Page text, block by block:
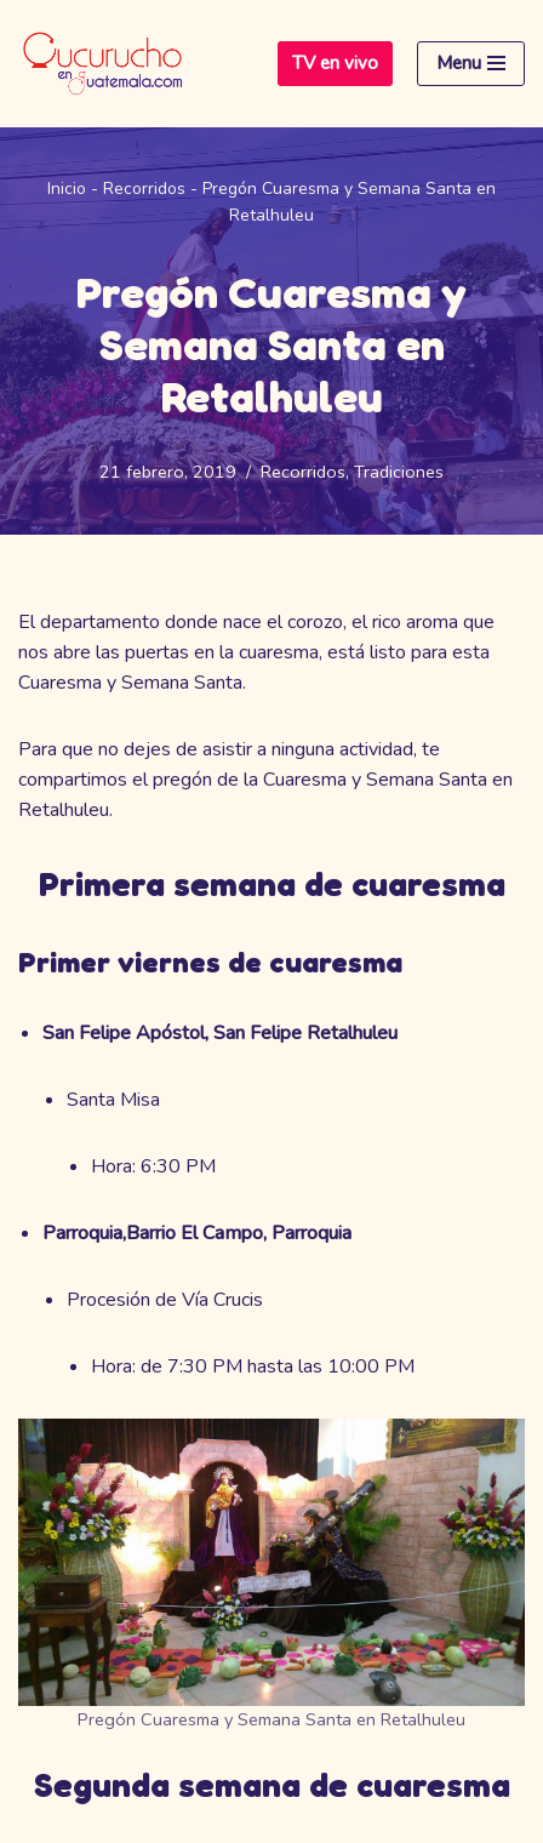
Saltar
contenido
TV en vivo Menu
Inicio - Recorridos - Pregón Cuaresma y Semana Santa en
Retalhuleu
Pregón Cuaresma y
Semana Santa en
Retalhuleu
21 febrero, 2019 Recorridos,Tradiciones
El departamento donde nace el corozo, el rico aroma que
nos abre las puertas en la cuaresma, está listo para esta
Cuaresma y Semana Santa.
Para que no dejes de asistir a ninguna actividad, te
compartimos el pregón de la Cuaresma y Semana Santa en
Retalhuleu.
Primera semana de cuaresma
Primer viernes de cuaresma
San Felipe Apóstol, San Felipe Retalhuleu
Santa Misa
Hora: 6:30 PM
Parroquia,Barrio El Campo, Parroquia
Procesión de Vía Crucis
Hora: de 7:30 PM hasta las 10:00 PM
Pregón Cuaresma y Semana Santa en Retalhuleu
Segunda semana de cuaresma